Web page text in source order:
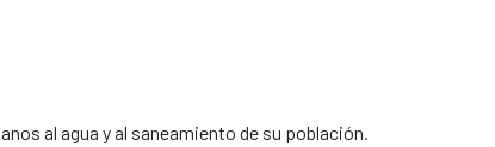
al agua y al saneamiento de su población.